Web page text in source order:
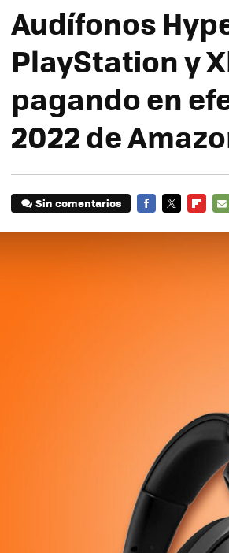
Audífonos
PlayStation y
pagando en
2022 de
Sin comentarios